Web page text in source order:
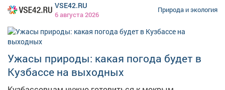
VSE42.RU
6 августа 2026
Природа и экология
Ужасы природы: какая погода будет в
Кузбассе на выходных